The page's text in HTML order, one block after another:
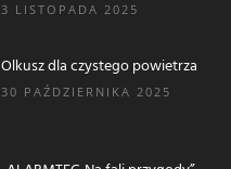
3 LISTOPADA 2025
Olkusz dla czystego powietrza
30 PAŹDZIERNIKA 2025